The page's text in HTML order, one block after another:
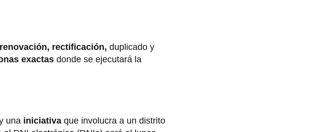
renovación, rectificación, duplicado y
exactas donde se ejecutará la
una iniciativa que involucra a un distrito